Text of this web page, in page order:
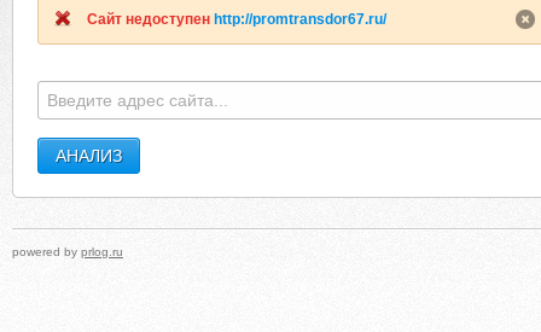
Сайт недоступен http://promtransdor67.ru/
powered by prlog.ru